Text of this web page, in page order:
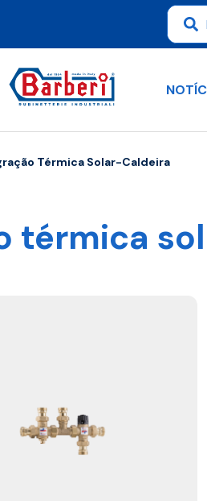
Térmica Solar-Caldeira
térmica